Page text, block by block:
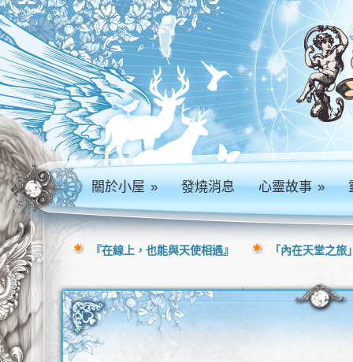
關於小屋» 發燒消息 心靈故事»
『在線上，也能與天使相遇』 「內在天堂之